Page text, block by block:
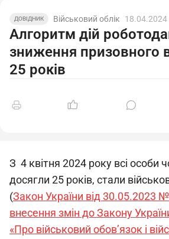
ДОВІДНИК Військовий облік 18.04.2024
Алгоритм дій
зниження призовного
25 років
З 4 квітня 2024 року всі особи
досягли 25 років, стали
(Закон України від 30.05.2023
внесення змін до Закону
«Про військовий обов’язок і